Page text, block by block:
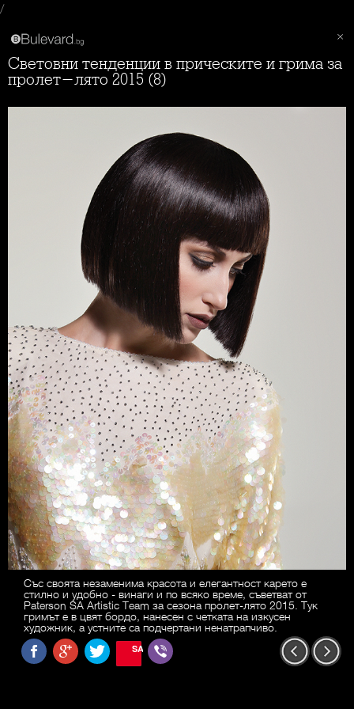
/
Световни тенденции в прическите и грима за
пролет-лято 2015 (8)
Със своята незаменима красота и елегантност карето е
стилно и удобно - винаги и по всяко време, съветват от
Paterson SA Artistic Team за сезона пролет-лято 2015. Тук
гримът е в цвят бордо, нанесен с четката на изкусен
художник, а устните са подчертани ненатрапчиво.
SAVE